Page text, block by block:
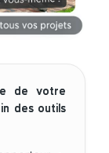
de votre
des outils